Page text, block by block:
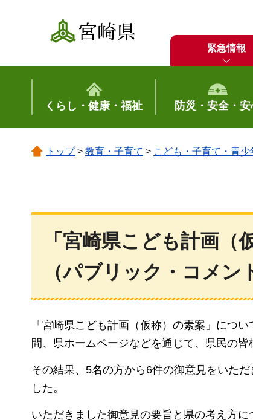
宮崎県
緊急情報
くらし・健康・福祉 防災・安全・安
トップ> 教育・子育て > こども・子育て・青少
「宮崎県こども計画
（パブリック・コメ
「宮崎県こども計画（仮称）の素案」につ
間、県ホームページなどを通じて、県民の皆
その結果、5名の方から6件の御意見をいた
した。
いただきました御意見の要旨と県の考え方に